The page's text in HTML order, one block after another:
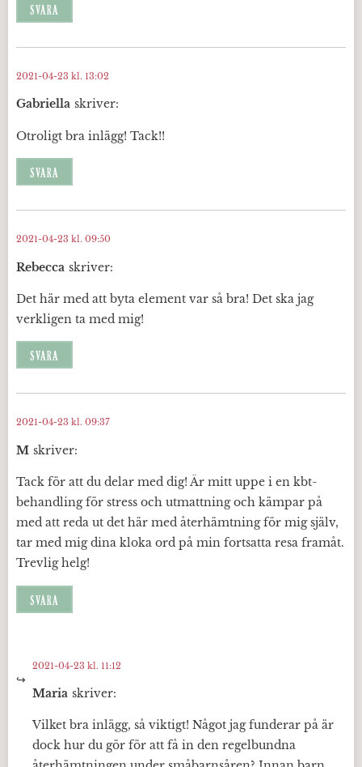
SVARA
Gabriella skriver:
2021-04-23 kl. 13:02
Otroligt bra inlägg! Tack!!
SVARA
Rebecca skriver:
2021-04-23 kl. 09:50
Det här med att byta element var så bra! Det ska jag
verkligen ta med mig!
SVARA
M skriver:
2021-04-23 kl. 09:37
Tack för att du delar med dig! Är mitt uppe i en kbt-
behandling för stress och utmattning och kämpar på
med att reda ut det här med återhämtning för mig själv,
tar med mig dina kloka ord på min fortsatta resa framåt.
Trevlig helg!
SVARA
Maria skriver:
2021-04-23 kl. 11:12
Vilket bra inlägg, så viktigt! Något jag funderar på är
dock hur du gör för att få in den regelbundna